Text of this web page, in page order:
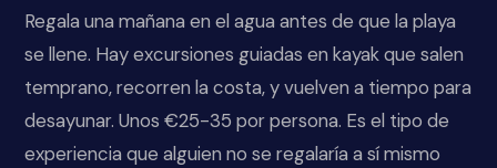
Regala una mañana en el agua antes de que la playa
se llene. Hay excursiones guiadas en kayak que salen
temprano, recorren la costa, y vuelven a tiempo para
desayunar. Unos €25-35 por persona. Es el tipo de
experiencia que alguien no se regalaría a sí mismo